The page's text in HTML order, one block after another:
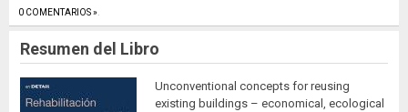
0 COMENTARIOS ».
Resumen del Libro
Unconventional concepts for reusing
existing buildings – economical, ecological